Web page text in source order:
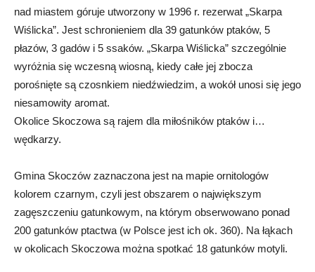
nad miastem góruje utworzony w 1996 r. rezerwat „Skarpa
Wiślicka”. Jest schronieniem dla 39 gatunków ptaków, 5
płazów, 3 gadów i 5 ssaków. „Skarpa Wiślicka” szczególnie
wyróżnia się wczesną wiosną, kiedy całe jej zbocza
porośnięte są czosnkiem niedźwiedzim, a wokół unosi się jego
niesamowity aromat.
Okolice Skoczowa są rajem dla miłośników ptaków i…
wędkarzy.
Gmina Skoczów zaznaczona jest na mapie ornitologów
kolorem czarnym, czyli jest obszarem o największym
zagęszczeniu gatunkowym, na którym obserwowano ponad
200 ga­tunków ptactwa (w Polsce jest ich ok. 360). Na łąkach
w okolicach Skoczowa można spotkać 18 gatunków motyli.